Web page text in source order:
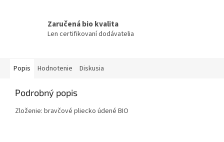
Zaručená bio kvalita
Len certifikovaní dodávatelia
Popis Hodnotenie Diskusia
Podrobný popis
Zloženie: bravčové pliecko údené BIO